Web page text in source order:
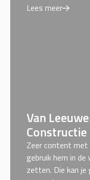
Lees meer
Van
Constructie
Zeer content met
gebruik hem in
zetten. Die kan je